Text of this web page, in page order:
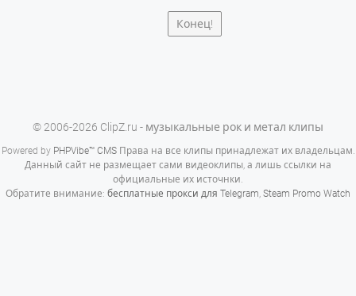
Конец!
© 2006-2026 ClipZ.ru - музыкальные рок и метал клипы
Powered by PHPVibe™ CMSПрава на все клипы принадлежат их владельцам.
Данный сайт не размещает сами видеоклипы, а лишь ссылки на
официальные их источнки.
Обратите внимание: бесплатные прокси для Telegram Steam Promo Watch